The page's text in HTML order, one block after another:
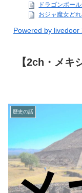
ドラゴンボー
おジャ魔女ど
Powered by livedoor
【2ch・メキ
歴史の話